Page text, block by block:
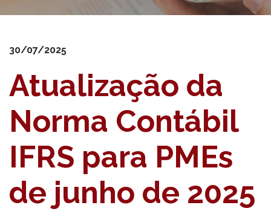
30/07/2025
Atualização da
Norma Contábil
IFRS para PMEs
de junho de 2025